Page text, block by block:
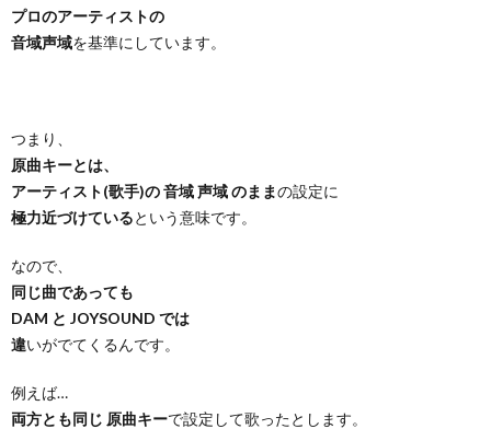
プロのアーティストの
音域声域を基準にしています。
つまり、
原曲キーとは、
アーティスト(歌手)の 音域 声域 のままの設定に
極力近づけているという意味です。
なので、
同じ曲であっても
DAM と JOYSOUND では
違いがでてくるんです。
例えば…
両方とも同じ 原曲キーで設定して歌ったとします。